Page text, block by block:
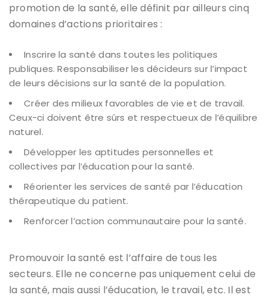
promotion de la santé, elle définit par ailleurs cinq
domaines d’actions prioritaires :
Inscrire la santé dans toutes les politiques
publiques. Responsabiliser les décideurs sur l’impact
de leurs décisions sur la santé de la population.
Créer des milieux favorables de vie et de travail.
Ceux-ci doivent être sûrs et respectueux de l’équilibre
naturel.
Développer les aptitudes personnelles et
collectives par l’éducation pour la santé.
Réorienter les services de santé par l’éducation
thérapeutique du patient.
Renforcer l’action communautaire pour la santé.
Promouvoir la santé est l’affaire de tous les
secteurs. Elle ne concerne pas uniquement celui de
la santé, mais aussi l’éducation, le travail, etc. Il est